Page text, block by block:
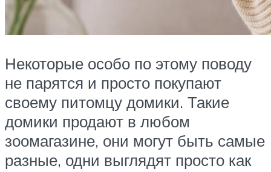
Некоторые особо по этому поводу
не парятся и просто покупают
своему питомцу домики. Такие
домики продают в любом
зоомагазине, они могут быть самые
разные, одни выглядят просто как